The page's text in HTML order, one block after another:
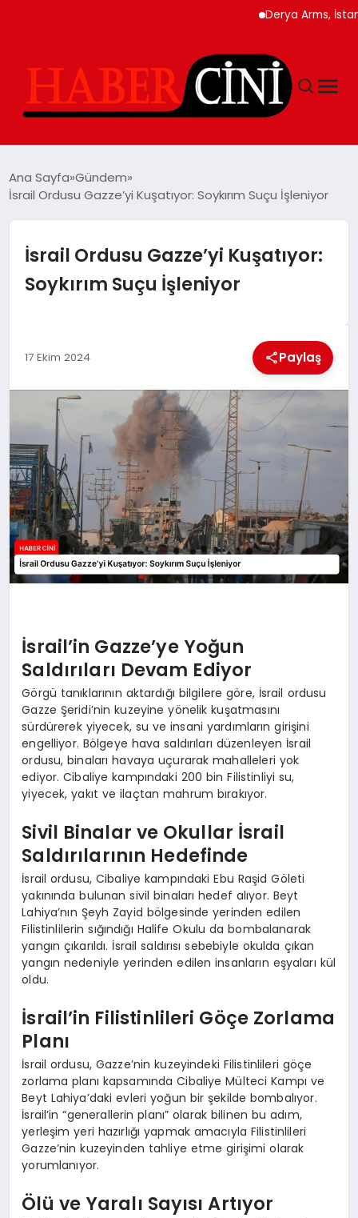
Derya Arms,
GÜNCEL
MAGAZIN
EKONOMI
YEREL HABERLER
GÜNDEM
Ana Sayfa Gündem
İsrail Ordusu Gazze’yi Kuşatıyor: Soykırım Suçu İşleniyor
İsrail Ordusu Gazze’yi Kuşatıyor:
Soykırım Suçu İşleniyor
17 Ekim 2024 Paylaş
İsrail’in Gazze’ye Yoğun
Saldırıları Devam Ediyor
Görgü tanıklarının aktardığı bilgilere göre, İsrail ordusu
Gazze Şeridi’nin kuzeyine yönelik kuşatmasını
sürdürerek yiyecek, su ve insani yardımların girişini
engelliyor. Bölgeye hava saldırıları düzenleyen İsrail
ordusu, binaları havaya uçurarak mahalleleri yok
ediyor. Cibaliye kampındaki 200 bin Filistinliyi su,
yiyecek, yakıt ve ilaçtan mahrum bırakıyor.
Sivil Binalar ve Okullar İsrail
Saldırılarının Hedefinde
İsrail ordusu, Cibaliye kampındaki Ebu Raşid Göleti
yakınında bulunan sivil binaları hedef alıyor. Beyt
Lahiya’nın Şeyh Zayid bölgesinde yerinden edilen
Filistinlilerin sığındığı Halife Okulu da bombalanarak
yangın çıkarıldı. İsrail saldırısı sebebiyle okulda çıkan
yangın nedeniyle yerinden edilen insanların eşyaları kül
oldu.
İsrail’in Filistinlileri Göçe Zorlama
Planı
İsrail ordusu, Gazze’nin kuzeyindeki Filistinlileri göçe
zorlama planı kapsamında Cibaliye Mülteci Kampı ve
Beyt Lahiya’daki evleri yoğun bir şekilde bombalıyor.
İsrail’in “generallerin planı” olarak bilinen bu adım,
yerleşim yeri hazırlığı yapmak amacıyla Filistinlileri
Gazze’nin kuzeyinden tahliye etme girişimi olarak
yorumlanıyor.
Ölü ve Yaralı Sayısı Artıyor